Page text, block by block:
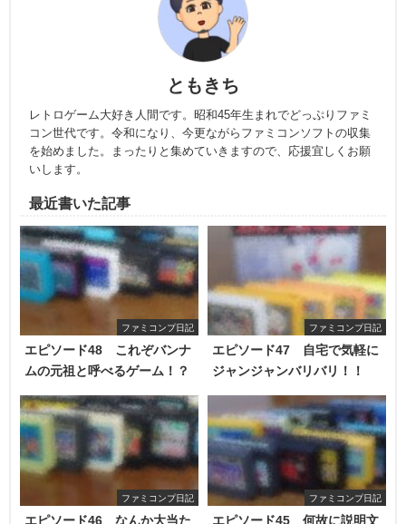
ともきち
レトロゲーム大好き人間です。昭和45年生まれでどっぷりファミ
コン世代です。令和になり、今更ながらファミコンソフトの収集
を始めました。まったりと集めていきますので、応援宜しくお願
いします。
最近書いた記事
ファミコンプ日記
エピソード48 これぞバンナ
ムの元祖と呼べるゲーム！？
ファミコンプ日記
エピソード47 自宅で気軽に
ジャンジャンバリバリ！！
ファミコンプ日記
エピソード46 なんか大当た
ファミコンプ日記
エピソード45 何故に説明文